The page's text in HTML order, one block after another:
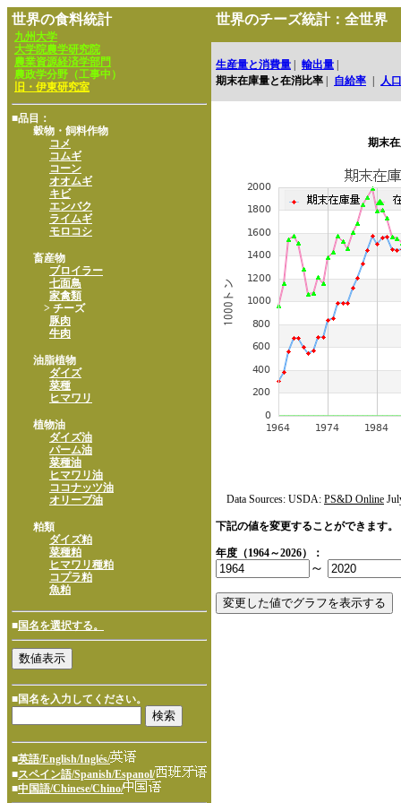
世界の食料統計
九州大学
大学院農学研究院
農業資源経済学部門
農政学分野（工事中）
旧・伊東研究室
■品目：
穀物・飼料作物
コメ
コムギ
コーン
オオムギ
キビ
エンバク
ライムギ
モロコシ
畜産物
ブロイラー
七面鳥
家禽類
> チーズ
豚肉
牛肉
油脂植物
ダイズ
菜種
ヒマワリ
植物油
ダイズ油
パーム油
菜種油
ヒマワリ油
ココナッツ油
オリーブ油
粕類
ダイズ粕
菜種粕
ヒマワリ種粕
コプラ粕
魚粕
■国名を選択する。
■国名を入力してください。
■英語/English/Inglés/
■スペイン語/Spanish/Espanol/
■中国語/Chinese/Chino/
世界のチーズ統計：全世界
生産量と消費量 輸出量
期末在庫量と在消比率
自給率 人口
期末
Data Sources: USDA: PS&D Online
下記の値を変更することができます。
年度（1964～2026）：
～